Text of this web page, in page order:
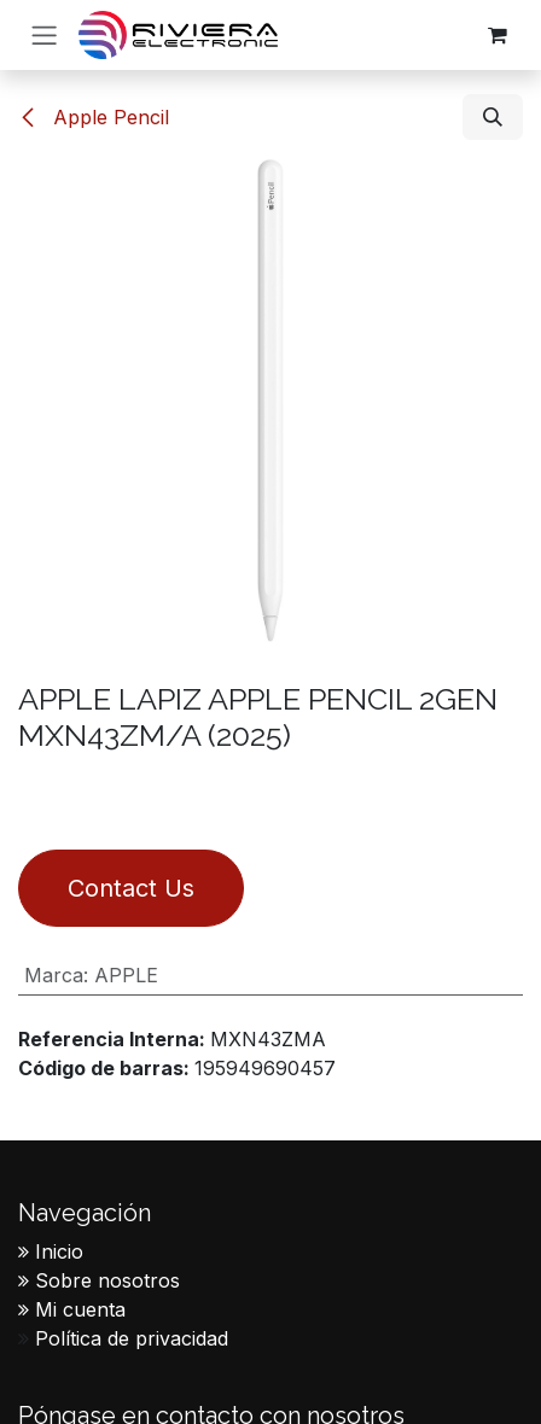
Ir al contenido
Apple Pencil
APPLE LAPIZ APPLE PENCIL 2GEN
MXN43ZM/A (2025)
Contact Us
Marca: APPLE
Referencia Interna: MXN43ZMA
Código de barras: 195949690457
Navegación
Inicio
Sobre nosotros
Mi cuenta
Política de privacidad
Póngase en contacto con nosotros